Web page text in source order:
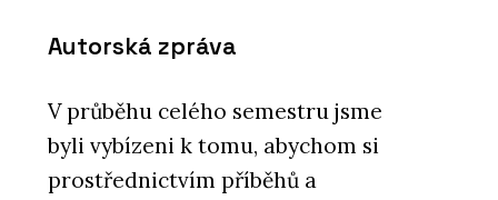
Autorská zpráva
V průběhu celého semestru jsme
byli vybízeni k tomu, abychom si
prostřednictvím příběhů a